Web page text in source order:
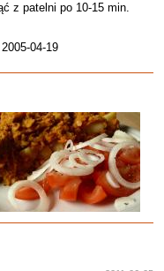
z patelni po 10-15 min.
04-19